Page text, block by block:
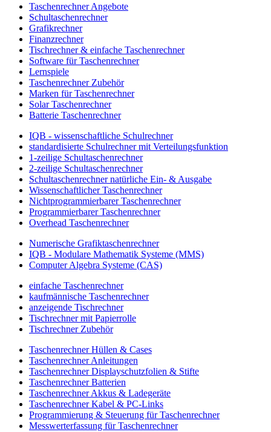
Taschenrechner Angebote
Schultaschenrechner
Grafikrechner
Finanzrechner
Tischrechner & einfache Taschenrechner
Software für Taschenrechner
Lernspiele
Taschenrechner Zubehör
Marken für Taschenrechner
Solar Taschenrechner
Batterie Taschenrechner
IQB - wissenschaftliche Schulrechner
standardisierte Schulrechner mit Verteilungsfunktion
1-zeilige Schultaschenrechner
2-zeilige Schultaschenrechner
Schultaschenrechner natürliche Ein- & Ausgabe
Wissenschaftlicher Taschenrechner
Nichtprogrammierbarer Taschenrechner
Programmierbarer Taschenrechner
Overhead Taschenrechner
Numerische Grafiktaschenrechner
IQB - Modulare Mathematik Systeme (MMS)
Computer Algebra Systeme (CAS)
einfache Taschenrechner
kaufmännische Taschenrechner
anzeigende Tischrechner
Tischrechner mit Papierrolle
Tischrechner Zubehör
Taschenrechner Hüllen & Cases
Taschenrechner Anleitungen
Taschenrechner Displayschutzfolien & Stifte
Taschenrechner Batterien
Taschenrechner Akkus & Ladegeräte
Taschenrechner Kabel & PC-Links
Programmierung & Steuerung für Taschenrechner
Messwerterfassung für Taschenrechner